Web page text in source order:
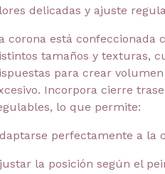
delicadas y ajuste
corona está confeccionada
tamaños y texturas,
para crear
Incorpora cierre
lo que permite:
perfectamente a la
la posición según el